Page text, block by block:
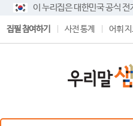
이 누리집은 대한민국 공식
집필 참여하기 사전 통계 어휘